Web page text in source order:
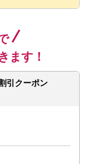
ます！
引クーポン